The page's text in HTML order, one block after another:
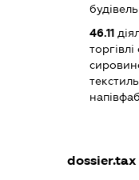
46.11
dossier.tax